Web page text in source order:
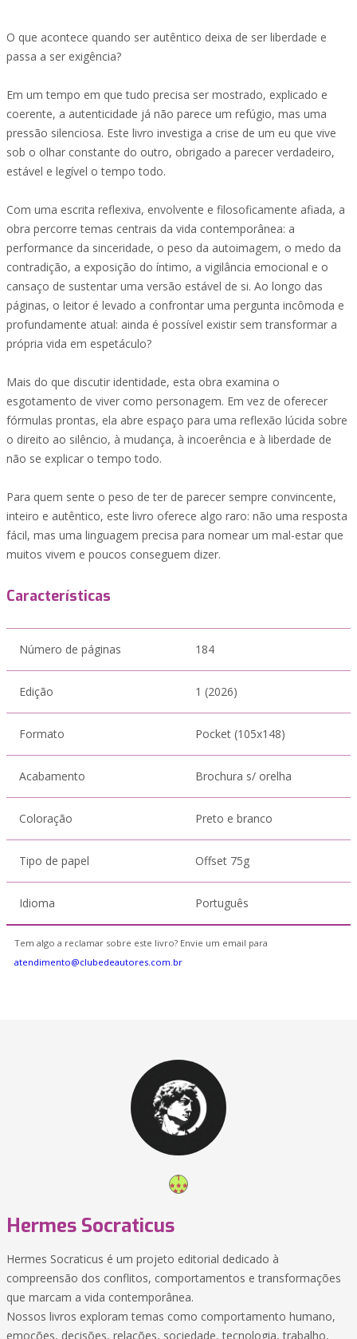
O que acontece quando ser autêntico deixa de ser liberdade e
passa a ser exigência?
Em um tempo em que tudo precisa ser mostrado, explicado e
coerente, a autenticidade já não parece um refúgio, mas uma
pressão silenciosa. Este livro investiga a crise de um eu que vive
sob o olhar constante do outro, obrigado a parecer verdadeiro,
estável e legível o tempo todo.
Com uma escrita reflexiva, envolvente e filosoficamente afiada, a
obra percorre temas centrais da vida contemporânea: a
performance da sinceridade, o peso da autoimagem, o medo da
contradição, a exposição do íntimo, a vigilância emocional e o
cansaço de sustentar uma versão estável de si. Ao longo das
páginas, o leitor é levado a confrontar uma pergunta incômoda e
profundamente atual: ainda é possível existir sem transformar a
própria vida em espetáculo?
Mais do que discutir identidade, esta obra examina o
esgotamento de viver como personagem. Em vez de oferecer
fórmulas prontas, ela abre espaço para uma reflexão lúcida sobre
o direito ao silêncio, à mudança, à incoerência e à liberdade de
não se explicar o tempo todo.
Para quem sente o peso de ter de parecer sempre convincente,
inteiro e autêntico, este livro oferece algo raro: não uma resposta
fácil, mas uma linguagem precisa para nomear um mal-estar que
muitos vivem e poucos conseguem dizer.
Características
Número de páginas 184
Edição 1 (2026)
Formato Pocket (105x148)
Acabamento Brochura s/ orelha
Coloração Preto e branco
Tipo de papel Offset 75g
Idioma Português
Tem algo a reclamar sobre este livro? Envie um email para
atendimento@clubedeautores.com.br
Hermes Socraticus
Hermes Socraticus é um projeto editorial dedicado à
compreensão dos conflitos, comportamentos e transformações
que marcam a vida contemporânea.
Nossos livros exploram temas como comportamento humano,
emoções, decisões, relações, sociedade, tecnologia, trabalho,